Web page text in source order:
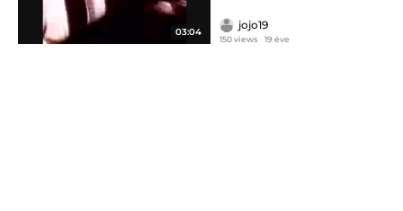
03:04
jojo19
150 views 19 éve